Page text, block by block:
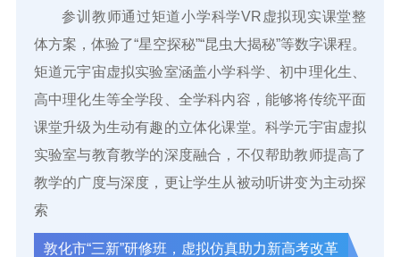
参训教师通过矩道小学科学VR虚拟现实课堂整
体方案，体验了“星空探秘”“昆虫大揭秘”等数字课程。
矩道元宇宙虚拟实验室涵盖小学科学、初中理化生、
高中理化生等全学段、全学科内容，能够将传统平面
课堂升级为生动有趣的立体化课堂。科学元宇宙虚拟
实验室与教育教学的深度融合，不仅帮助教师提高了
教学的广度与深度，更让学生从被动听讲变为主动探
索
敦化市“三新”研修班，虚拟仿真助力新高考改革